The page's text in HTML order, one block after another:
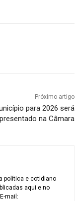
Próximo artigo
para 2026 será
na Câmara
política e cotidiano
aqui e no
mail: